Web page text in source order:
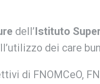
dell’ Istituto
dei care
di FNOMCeO,